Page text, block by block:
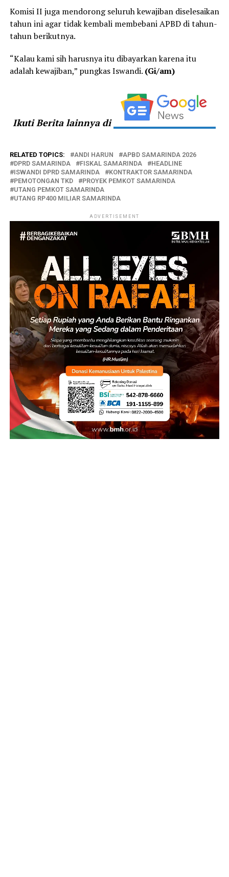
Komisi II juga mendorong seluruh kewajiban diselesaikan
tahun ini agar tidak kembali membebani APBD di tahun-
tahun berikutnya.
“Kalau kami sih harusnya itu dibayarkan karena itu
adalah kewajiban,” pungkas Iswandi. (Gi/am)
Ikuti Berita lainnya di
RELATED TOPICS: ANDI HARUN
APBD SAMARINDA 2026
DPRD SAMARINDA
FISKAL SAMARINDA
HEADLINE
ISWANDI DPRD SAMARINDA
KONTRAKTOR SAMARINDA
PEMOTONGAN TKD
PROYEK PEMKOT SAMARINDA
UTANG PEMKOT SAMARINDA
UTANG RP400 MILIAR SAMARINDA
ADVERTISEMENT